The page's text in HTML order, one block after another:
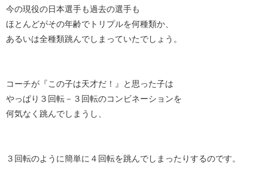
今の現役の日本選手も過去の選手も
ほとんどがその年齢でトリプルを何種類か、
あるいは全種類跳んでしまっていたでしょう。
コーチが『この子は天才だ！』と思った子は
やっぱり３回転－３回転のコンビネーションを
何気なく跳んでしまうし、
３回転のように簡単に４回転を跳んでしまったりするのです。